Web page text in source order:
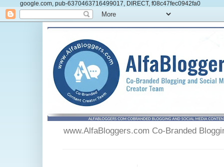
google.com, pub-6370463716499017, DIRECT, f08c47fec0942fa0
www.AlfaBloggers.com Co-Branded